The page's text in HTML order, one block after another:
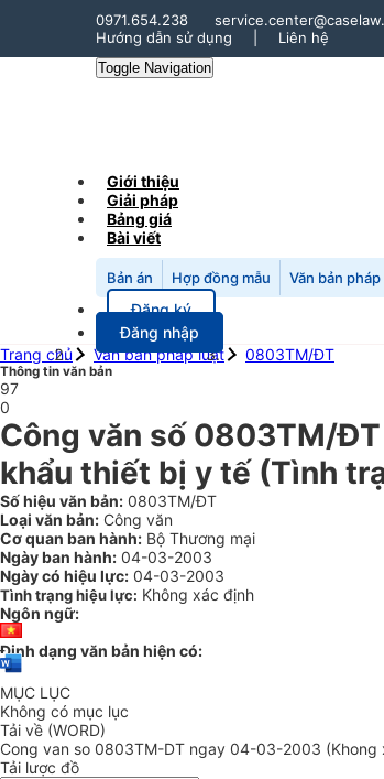
0971.654.238
Hướng dẫn sử dụng
Liên hệ
Toggle Navigation
Giới thiệu
Giải pháp
Bảng giá
Bài viết
Bản án Hợp đồng mẫu Văn bản
Đăng ký
Đăng nhập
Trang chủ
Văn bản pháp luật 0803TM/ĐT
Thông tin văn bản
97
0
Công văn số 0803TM/
khẩu thiết bị y tế (Tình
Số hiệu văn bản: 0803TM/ĐT
Loại văn bản: Công văn
Cơ quan ban hành: Bộ Thương mại
Ngày ban hành: 04-03-2003
Ngày có hiệu lực: 04-03-2003
Tình trạng hiệu lực: Không xác định
Ngôn ngữ:
Định dạng văn bản hiện có:
MỤC LỤC
Không có mục lục
Tải về (WORD)
Cong van so 0803TM-DT ngay 04-03-2003 (Khong
Tải lược đồ